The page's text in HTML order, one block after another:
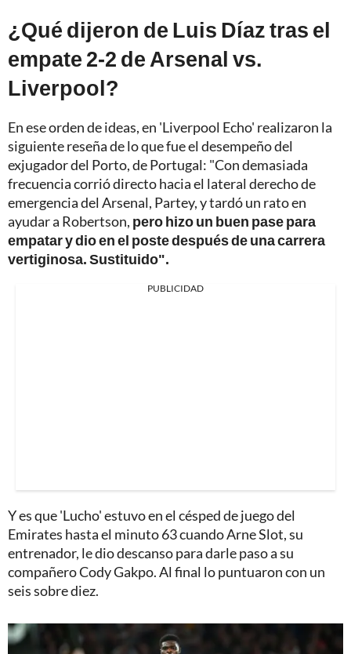
¿Qué dijeron de Luis Díaz tras el
empate 2-2 de Arsenal vs.
Liverpool?
En ese orden de ideas, en 'Liverpool Echo' realizaron la
siguiente reseña de lo que fue el desempeño del
exjugador del Porto, de Portugal: "Con demasiada
frecuencia corrió directo hacia el lateral derecho de
emergencia del Arsenal, Partey, y tardó un rato en
ayudar a Robertson, pero hizo un buen pase para
empatar y dio en el poste después de una carrera
vertiginosa. Sustituido".
PUBLICIDAD
Y es que 'Lucho' estuvo en el césped de juego del
Emirates hasta el minuto 63 cuando Arne Slot, su
entrenador, le dio descanso para darle paso a su
compañero Cody Gakpo. Al final lo puntuaron con un
seis sobre diez.